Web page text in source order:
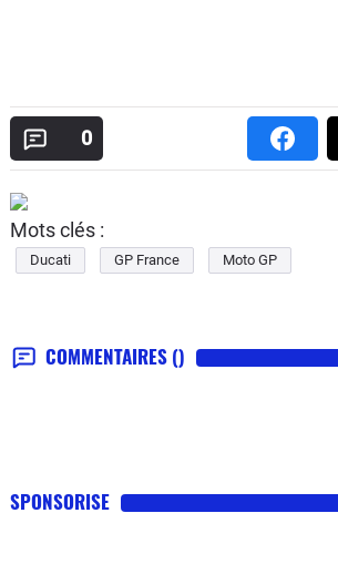
0
Mots clés :
Ducati GP France Moto GP
COMMENTAIRES ()
SPONSORISE